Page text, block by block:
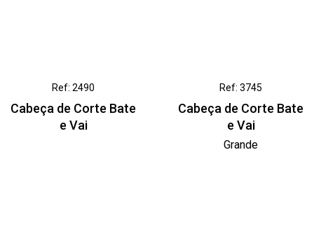
Ref: 2490
Cabeça de Corte Bate
e Vai
Ref: 3745
Cabeça de Corte Bate
e Vai
Grande